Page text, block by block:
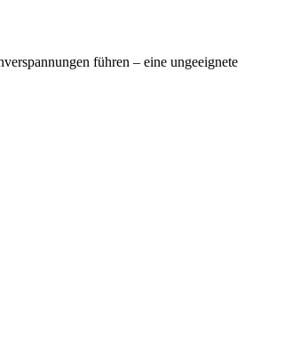
führen – eine ungeeignete